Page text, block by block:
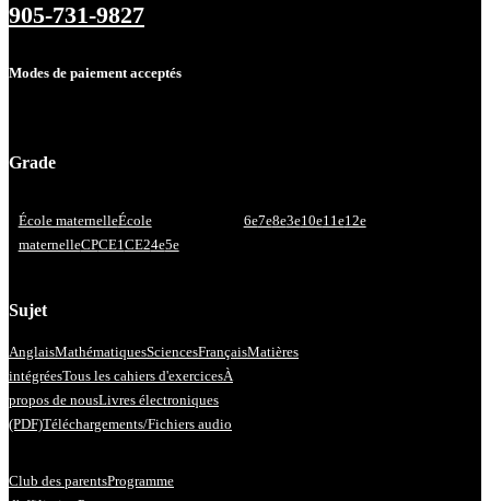
905-731-9827
Modes de paiement acceptés
Grade
École maternelleÉcole
maternelleCPCE1CE24e5e
6e7e8e3e10e11e12e
Sujet
AnglaisMathématiquesSciencesFrançaisMatières
intégréesTous les cahiers d'exercicesÀ
propos de nousLivres électroniques
(PDF)Téléchargements/Fichiers audio
Club des parentsProgramme